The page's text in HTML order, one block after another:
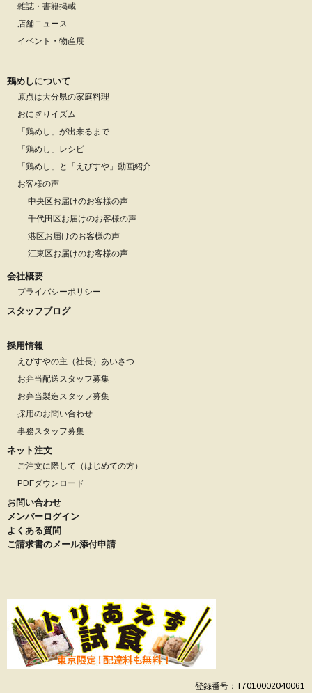
雑誌・書籍掲載
店舗ニュース
イベント・物産展
鶏めしについて
原点は大分県の家庭料理
おにぎりイズム
「鶏めし」が出来るまで
「鶏めし」レシピ
「鶏めし」と「えびすや」動画紹介
お客様の声
中央区お届けのお客様の声
千代田区お届けのお客様の声
港区お届けのお客様の声
江東区お届けのお客様の声
会社概要
プライバシーポリシー
スタッフブログ
採用情報
えびすやの主（社長）あいさつ
お弁当配送スタッフ募集
お弁当製造スタッフ募集
採用のお問い合わせ
事務スタッフ募集
ネット注文
ご注文に際して（はじめての方）
PDFダウンロード
お問い合わせ
メンバーログイン
よくある質問
ご請求書のメール添付申請
登録番号：T7010002040061